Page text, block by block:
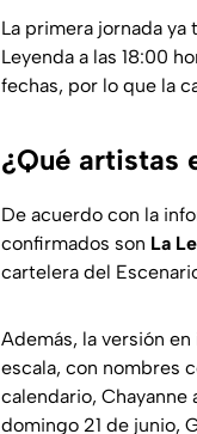
La primera jornada
Leyenda a las 18:00
fechas, por lo que la
¿Qué artistas
De acuerdo con la
confirmados son La
cartelera del
Además, la versión
escala, con nombres
calendario, Chayanne
domingo 21 de junio,